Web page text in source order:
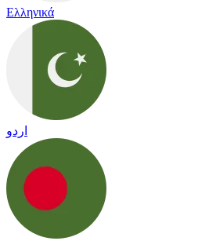
Ελληνικά
اردو